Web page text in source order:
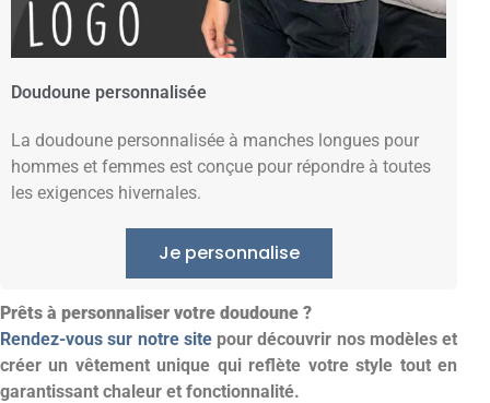
Doudoune personnalisée
La doudoune personnalisée à manches longues pour
hommes et femmes est conçue pour répondre à toutes
les exigences hivernales.
Je personnalise
Prêts à personnaliser votre doudoune ?
Rendez-vous sur notre sitepour découvrir nos modèles et
créer un vêtement unique qui reflète votre style tout en
garantissant chaleur et fonctionnalité.